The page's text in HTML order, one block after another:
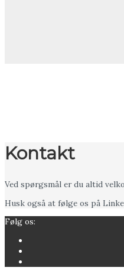
Kontakt
Ved spørgsmål er du altid
Husk også at følge os på
Følg os: